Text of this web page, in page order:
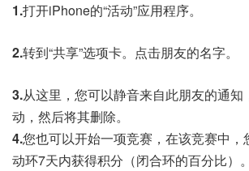
1.打开iPhone的“活动”应用程序。
2.转到“共享”选项卡。点击朋友的名字。
3.从这里，您可以静音来自此朋友的通
动，然后将其删除。
4.您也可以开始一项竞赛 ，在该竞赛中
动环7天内获得积分（闭合环的百分比）。